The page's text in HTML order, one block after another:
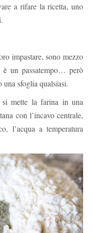
a rifare la ricetta, uno
impastare, sono mezzo
è un passatempo… però
sfoglia qualsiasi.
si mette la farina in una
con l’incavo centrale,
l’acqua a temperatura